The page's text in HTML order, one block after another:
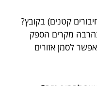
קטנים) בקובץ?
מקרים הספק
לסמן אזורים